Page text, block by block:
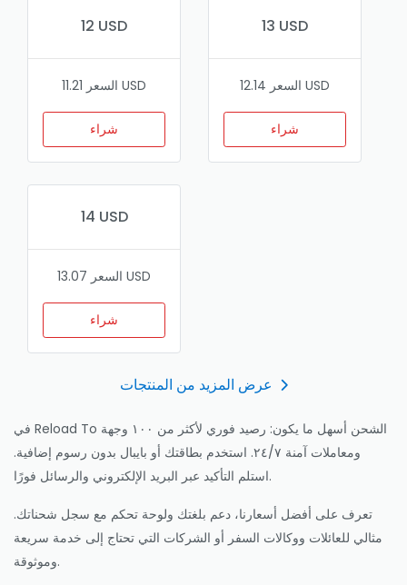
12 USD
السعر 11.21 USD
شراء
13 USD
السعر 12.14 USD
شراء
14 USD
السعر 13.07 USD
شراء
عرض المزيد من المنتجات
في Reload To الشحن أسهل ما يكون: رصيد فوري لأكثر من ١٠٠ وجهة
ومعاملات آمنة ٢٤/٧. استخدم بطاقتك أو بايبال بدون رسوم إضافية.
استلم التأكيد عبر البريد الإلكتروني والرسائل فورًا.
تعرف على أفضل أسعارنا، دعم بلغتك ولوحة تحكم مع سجل شحناتك.
مثالي للعائلات ووكالات السفر أو الشركات التي تحتاج إلى خدمة سريعة
وموثوقة.